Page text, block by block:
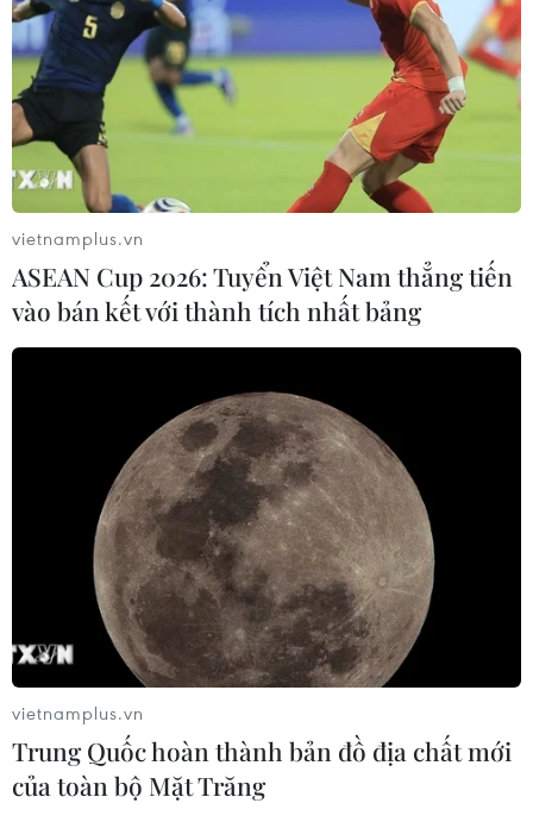
TIN CÙNG CHUYÊN MỤC
Bế mạc Hội thi lực lượng tham gia
bảo vệ an ninh, trật tự ở cơ sở giỏi
toàn quốc
07/08/2026 15:57
vietnamplus.vn
ASEAN Cup 2026: Tuyển Việt Nam thẳng tiến
vào bán kết với thành tích nhất bảng
vietnamplus.vn
Trung Quốc hoàn thành bản đồ địa chất mới
của toàn bộ Mặt Trăng